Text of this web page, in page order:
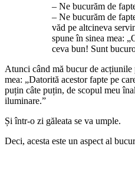
– Ne bucurăm de
– Ne bucurăm de
văd pe altcineva
spune în sinea mea:
ceva bun! Sunt
Atunci când mă bucur de
mea: „Datorită acestor fapte pe
puțin câte puțin, de scopul meu
iluminare.”
Și într-o zi găleata se va umple.
Deci, acesta este un aspect al